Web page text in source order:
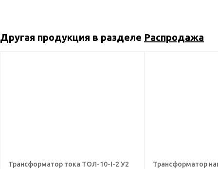
Другая продукция в разделе Распродажа
Трансформатор тока ТОЛ-10-I-2 У2
Трансформатор